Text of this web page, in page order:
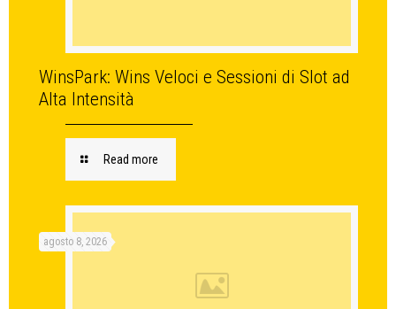
WinsPark: Wins Veloci e Sessioni di Slot ad
Alta Intensità
Read more
agosto 8, 2026